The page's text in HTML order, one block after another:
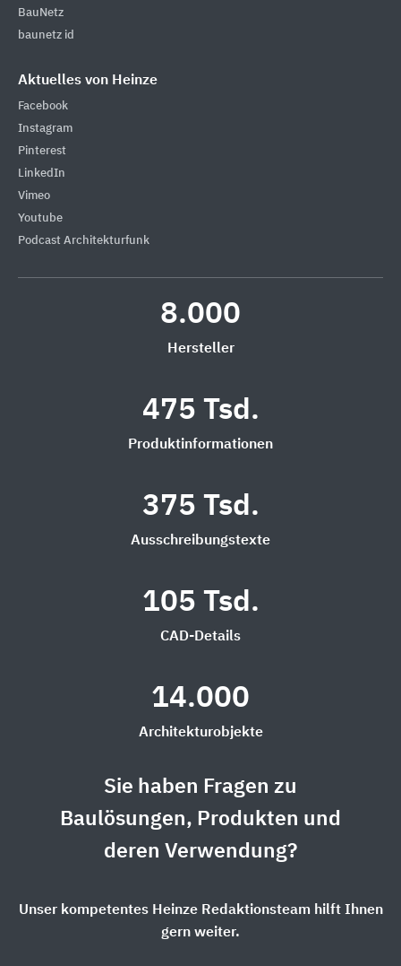
BauNetz
baunetz id
Aktuelles von Heinze
Facebook
Instagram
Pinterest
LinkedIn
Vimeo
Youtube
Podcast Architekturfunk
8.000
Hersteller
475 Tsd.
Produktinformationen
375 Tsd.
Ausschreibungstexte
105 Tsd.
CAD-Details
14.000
Architekturobjekte
Sie haben Fragen zu
Baulösungen, Produkten und
deren Verwendung?
Unser kompetentes Heinze Redaktionsteam hilft Ihnen
gern weiter.